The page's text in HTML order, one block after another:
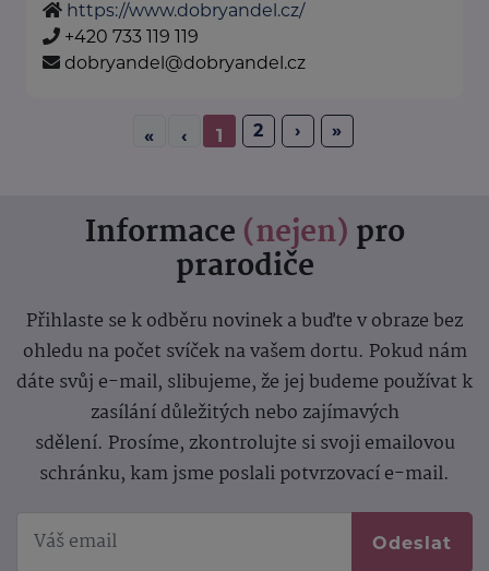
https://www.dobryandel.cz/
+420 733 119 119
dobryandel@dobryandel.cz
« ‹ 1 2 › »
Informace (nejen) pro
prarodiče
Přihlaste se k odběru novinek a buďte v obraze bez
ohledu na počet svíček na vašem dortu. Pokud nám
dáte svůj e-mail, slibujeme, že jej budeme používat k
zasílání důležitých nebo zajímavých
sdělení. Prosíme, zkontrolujte si svoji emailovou
schránku, kam jsme poslali potvrzovací e-mail.
Odeslat